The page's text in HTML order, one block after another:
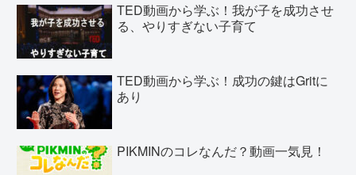
TED動画から学ぶ！我が子を成功させ
る、やりすぎない子育て
TED動画から学ぶ！成功の鍵はGritに
あり
PIKMINのコレなんだ？動画一気見！